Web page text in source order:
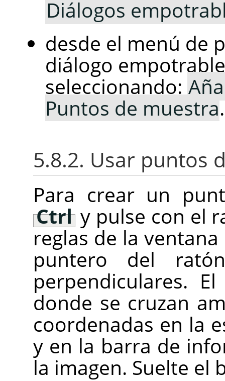
Diálogos
desde el menú de
diálogo
seleccionando:
Puntos de muestra.
5.8.2. Usar puntos
Para crear un
Ctrly pulse con el
reglas de la
puntero del
perpendiculares.
donde se cruzan
coordenadas en la
y en la barra de
la imagen. Suelte el